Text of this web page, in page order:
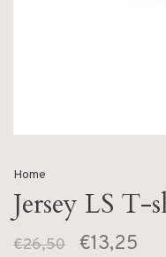
Home
Jersey LS
€26,50 €13,25